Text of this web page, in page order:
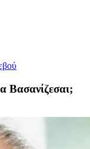
Βασανίζεσαι;